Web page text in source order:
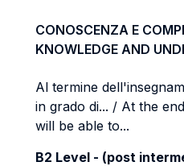
CONOSCENZA E
KNOWLEDGE AND
Al termine
in grado di... / At the
will be able to...
B2 Level - (post